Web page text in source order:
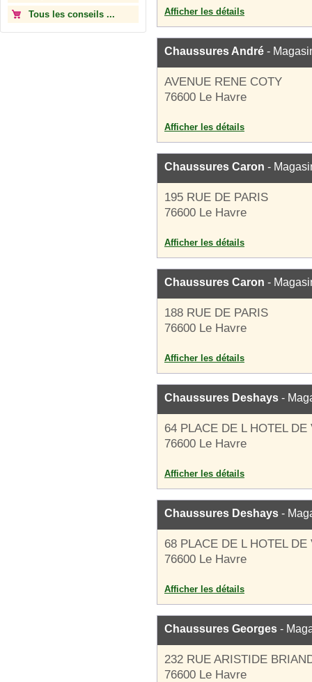
Tous les conseils ...
Afficher les détails
Chaussures André -
AVENUE RENE COTY
76600 Le Havre
Afficher les détails
Chaussures Caron -
195 RUE DE PARIS
76600 Le Havre
Afficher les détails
Chaussures Caron -
188 RUE DE PARIS
76600 Le Havre
Afficher les détails
Chaussures Deshays -
64 PLACE DE L HOTEL DE
76600 Le Havre
Afficher les détails
Chaussures Deshays -
68 PLACE DE L HOTEL DE
76600 Le Havre
Afficher les détails
Chaussures Georges -
232 RUE ARISTIDE
76600 Le Havre